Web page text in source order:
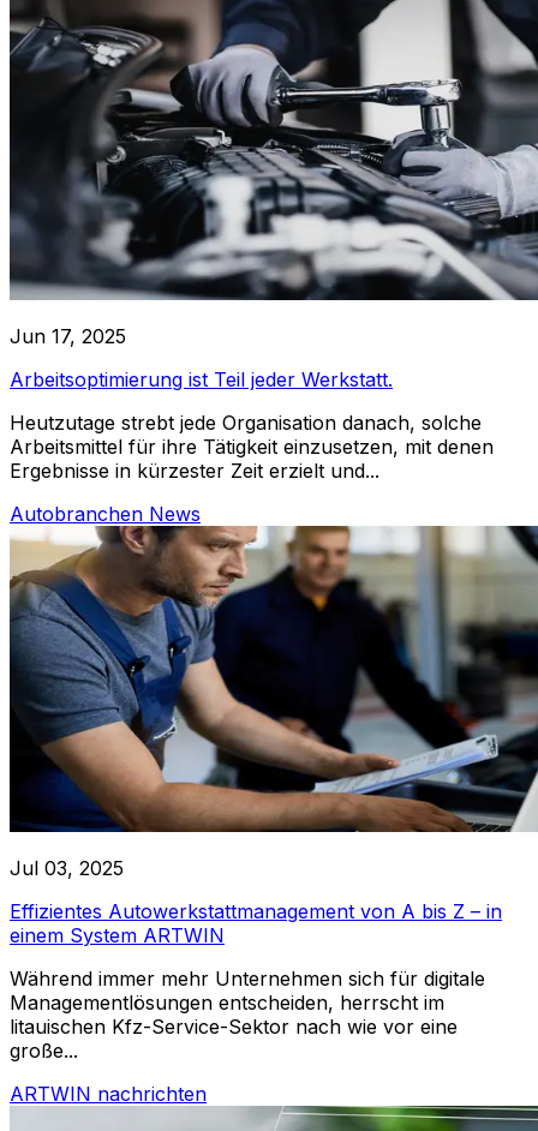
Jun 17, 2025
Arbeitsoptimierung ist Teil jeder Werkstatt.
Heutzutage strebt jede Organisation danach, solche
Arbeitsmittel für ihre Tätigkeit einzusetzen, mit denen
Ergebnisse in kürzester Zeit erzielt und...
Autobranchen News
Jul 03, 2025
Effizientes Autowerkstattmanagement von A bis Z – in
einem System ARTWIN
Während immer mehr Unternehmen sich für digitale
Managementlösungen entscheiden, herrscht im
litauischen Kfz-Service-Sektor nach wie vor eine
große...
ARTWIN nachrichten